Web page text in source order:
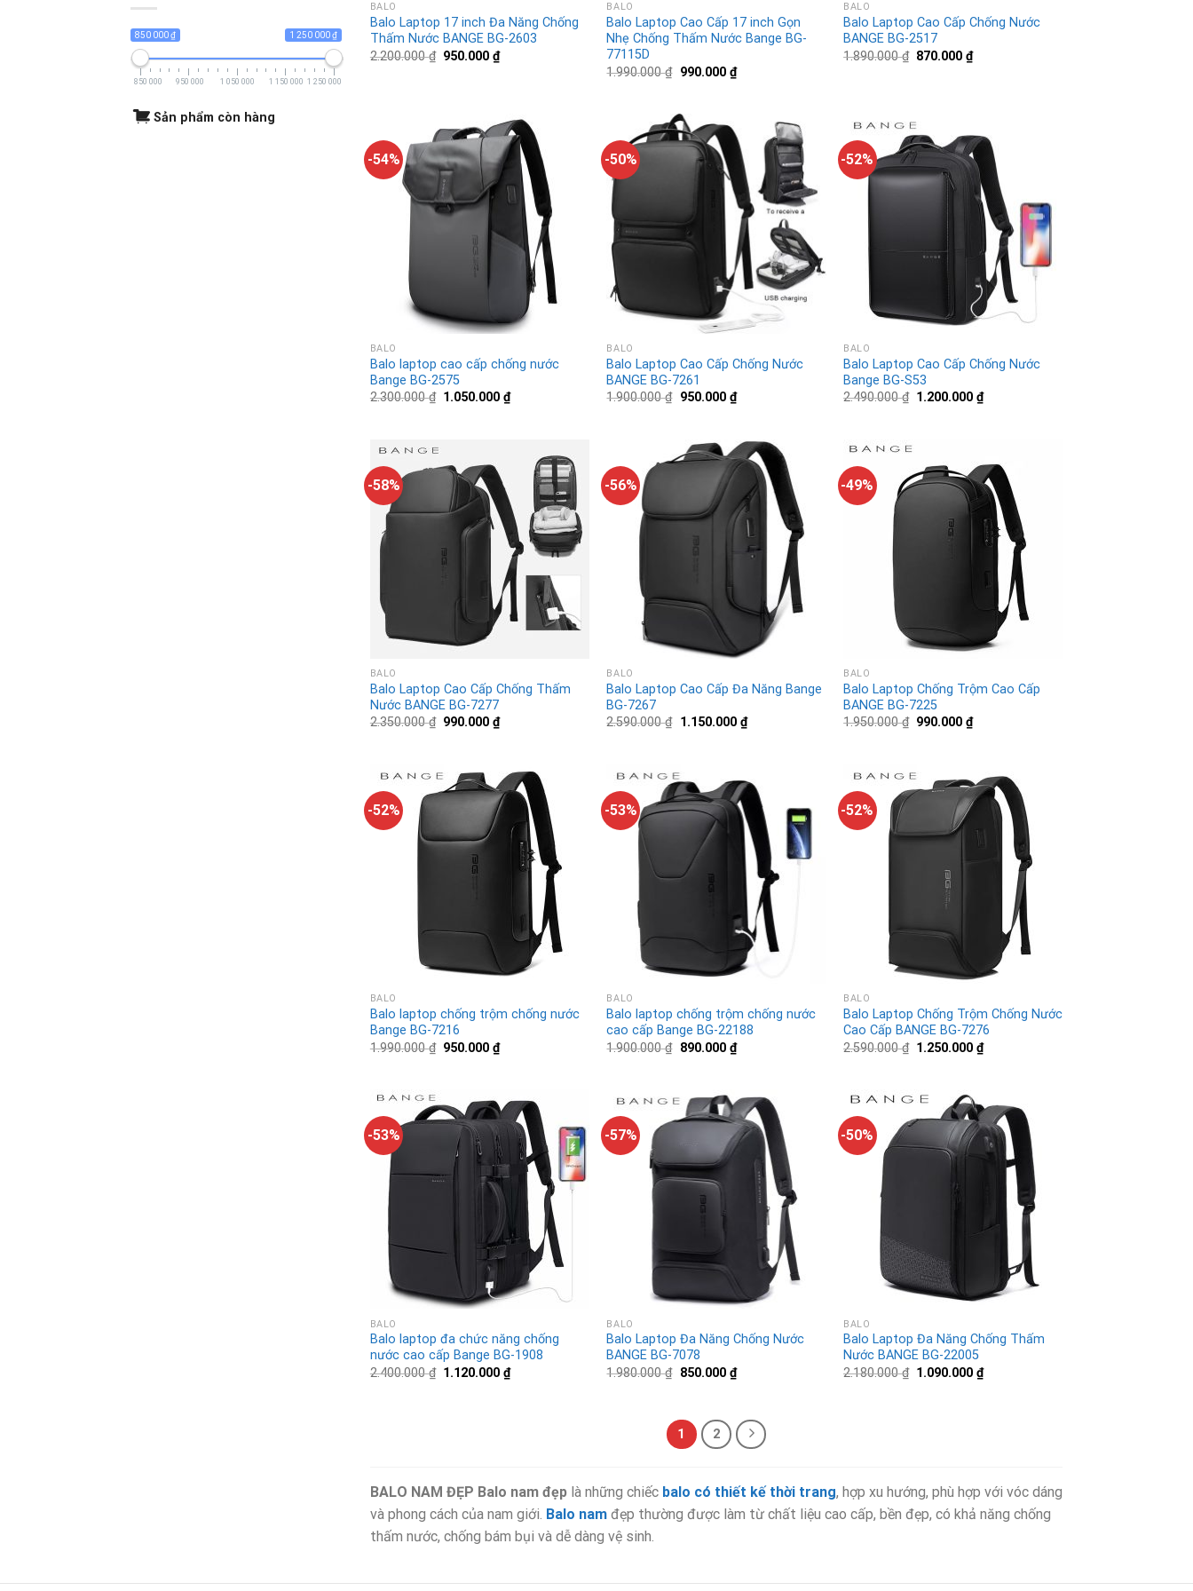
850 000 ₫ 1 250 000 ₫
850 000 950 000 1 050 000 1 150 000 1 250 000
Sản phẩm còn hàng
BALO
Balo Laptop 17 inch Đa Năng Chống
Thấm Nước BANGE BG-2603
2.200.000₫ 950.000₫
BALO
Balo Laptop Cao Cấp 17 inch Gọn
Nhẹ Chống Thấm Nước Bange BG-
77115D
1.990.000₫ 990.000 ₫
BALO
Balo Laptop Cao Cấp Chống Nước
BANGE BG-2517
1.890.000₫ 870.000₫
-54%
BALO
Balo laptop cao cấp chống nước
Bange BG-2575
2.300.000₫ 1.050.000₫
-50%
BALO
Balo Laptop Cao Cấp Chống Nước
BANGE BG-7261
1.900.000₫ 950.000 ₫
-52%
BALO
Balo Laptop Cao Cấp Chống Nước
Bange BG-S53
2.490.000₫ 1.200.000₫
-58%
BALO
Balo Laptop Cao Cấp Chống Thấm
Nước BANGE BG-7277
2.350.000₫ 990.000₫
-56%
BALO
Balo Laptop Cao Cấp Đa Năng Bange
BG-7267
2.590.000₫ 1.150.000 ₫
-49%
BALO
Balo Laptop Chống Trộm Cao Cấp
BANGE BG-7225
1.950.000₫ 990.000₫
-52%
BALO
Balo laptop chống trộm chống nước
Bange BG-7216
1.990.000₫ 950.000₫
-53%
BALO
Balo laptop chống trộm chống nước
cao cấp Bange BG-22188
1.900.000₫ 890.000 ₫
-52%
BALO
Balo Laptop Chống Trộm Chống Nước
Cao Cấp BANGE BG-7276
2.590.000₫ 1.250.000₫
-53%
BALO
Balo laptop đa chức năng chống
nước cao cấp Bange BG-1908
2.400.000₫ 1.120.000₫
-57%
BALO
Balo Laptop Đa Năng Chống Nước
BANGE BG-7078
1.980.000₫ 850.000 ₫
-50%
BALO
Balo Laptop Đa Năng Chống Thấm
Nước BANGE BG-22005
2.180.000₫ 1.090.000₫
1 2
BALO NAM ĐẸP Balo nam đẹp là những chiếc balo có thiết kế thời trang, hợp xu hướng, phù hợp với vóc dáng
và phong cách của nam giới. Balo nam đẹp thường được làm từ chất liệu cao cấp, bền đẹp, có khả năng chống
thấm nước, chống bám bụi và dễ dàng vệ sinh.